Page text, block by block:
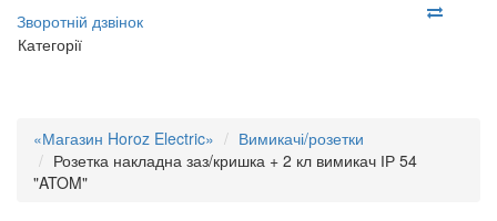
Зворотній дзвінок
Категорії
«Магазин Horoz Electric»
Вимикачі/розетки
Розетка накладна заз/кришка + 2 кл вимикач ІР 54
"ATOM"